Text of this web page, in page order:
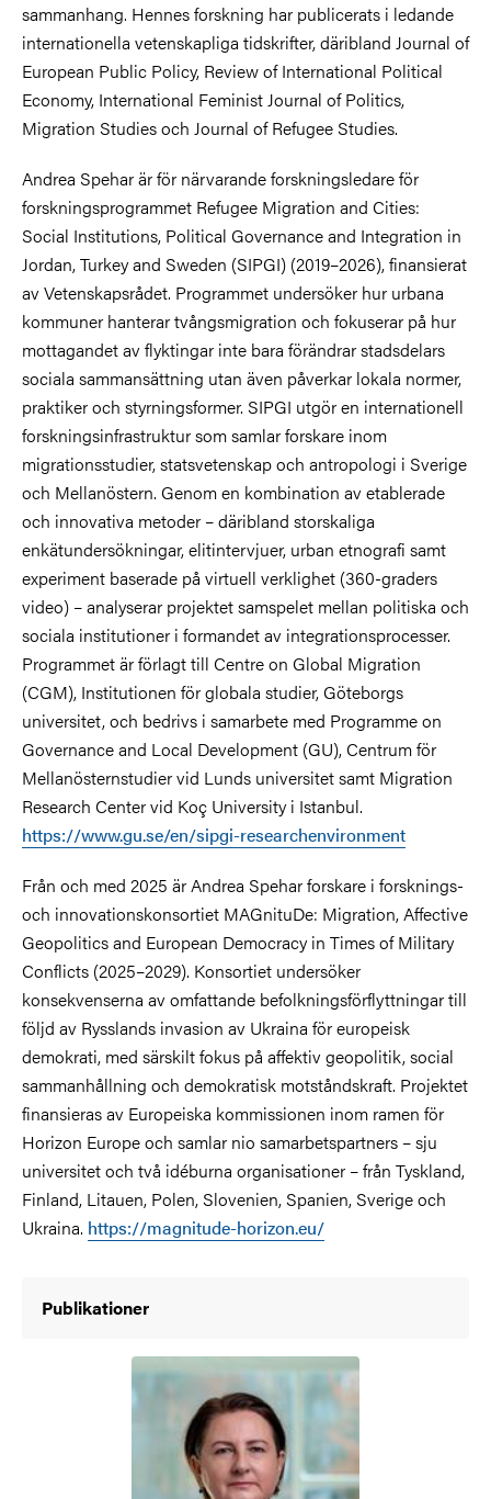
sammanhang. Hennes forskning har publicerats i ledande
internationella vetenskapliga tidskrifter, däribland Journal of
European Public Policy, Review of International Political
Economy, International Feminist Journal of Politics,
Migration Studies och Journal of Refugee Studies.
Andrea Spehar är för närvarande forskningsledare för
forskningsprogrammet Refugee Migration and Cities:
Social Institutions, Political Governance and Integration in
Jordan, Turkey and Sweden (SIPGI) (2019–2026), finansierat
av Vetenskapsrådet. Programmet undersöker hur urbana
kommuner hanterar tvångsmigration och fokuserar på hur
mottagandet av flyktingar inte bara förändrar stadsdelars
sociala sammansättning utan även påverkar lokala normer,
praktiker och styrningsformer. SIPGI utgör en internationell
forskningsinfrastruktur som samlar forskare inom
migrationsstudier, statsvetenskap och antropologi i Sverige
och Mellanöstern. Genom en kombination av etablerade
och innovativa metoder – däribland storskaliga
enkätundersökningar, elitintervjuer, urban etnografi samt
experiment baserade på virtuell verklighet (360-graders
video) – analyserar projektet samspelet mellan politiska och
sociala institutioner i formandet av integrationsprocesser.
Programmet är förlagt till Centre on Global Migration
(CGM), Institutionen för globala studier, Göteborgs
universitet, och bedrivs i samarbete med Programme on
Governance and Local Development (GU), Centrum för
Mellanösternstudier vid Lunds universitet samt Migration
Research Center vid Koç University i Istanbul.
https://www.gu.se/en/sipgi-researchenvironment
Från och med 2025 är Andrea Spehar forskare i forsknings-
och innovationskonsortiet MAGnituDe: Migration, Affective
Geopolitics and European Democracy in Times of Military
Conflicts (2025–2029). Konsortiet undersöker
konsekvenserna av omfattande befolkningsförflyttningar till
följd av Rysslands invasion av Ukraina för europeisk
demokrati, med särskilt fokus på affektiv geopolitik, social
sammanhållning och demokratisk motståndskraft. Projektet
finansieras av Europeiska kommissionen inom ramen för
Horizon Europe och samlar nio samarbetspartners – sju
universitet och två idéburna organisationer – från Tyskland,
Finland, Litauen, Polen, Slovenien, Spanien, Sverige och
Ukraina. https://magnitude-horizon.eu/
Publikationer